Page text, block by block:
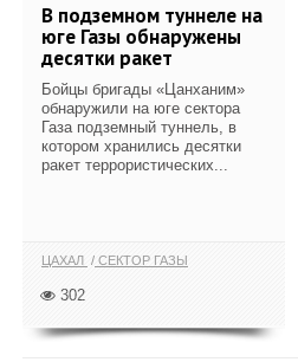
В подземном туннеле на
юге Газы обнаружены
десятки ракет
Бойцы бригады «Цанханим»
обнаружили на юге сектора
Газа подземный туннель, в
котором хранились десятки
ракет террористических...
ЦАХАЛ СЕКТОР ГАЗЫ
302